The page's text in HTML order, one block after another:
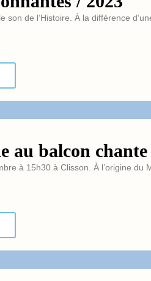
son de l’Histoire. À la différence
au balcon
à 15h30 à Clisson. À l’origine du